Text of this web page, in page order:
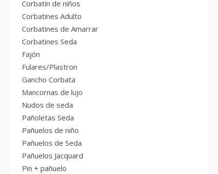
Corbatín de niños
Corbatines Adulto
Corbatines de Amarrar
Corbatines Seda
Fajón
Fulares/Plastron
Gancho Corbata
Mancornas de lujo
Nudos de seda
Pañoletas Seda
Pañuelos de niño
Pañuelos de Seda
Pañuelos Jacquard
Pin + pañuelo